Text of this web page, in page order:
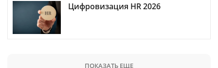
Цифровизация HR 2026
ПОКАЗАТЬ ЕЩЕ